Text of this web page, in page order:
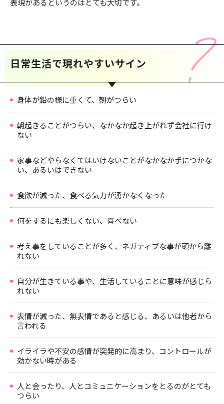
日常生活で現れやすいサイン
身体が鉛の様に重くて、朝がつらい
朝起きることがつらい、なかなか起き上がれず会社に行け
ない
家事などやらなくてはいけないことがなかなか手につかな
い、あるいはできない
食欲が減った、食べる気力が湧かなくなった
何をするにも楽しくない、喜べない
考え事をしていることが多く、ネガティブな事が頭から離
れない
自分が生きている事や、生活していることに意味が感じら
れない
表情が減った、無表情であると感じる、あるいは他者から
言われる
イライラや不安の感情が突発的に高まり、コントロールが
効かない時がある
人と会ったり、人とコミュニケーションをとるのがとても
つらい